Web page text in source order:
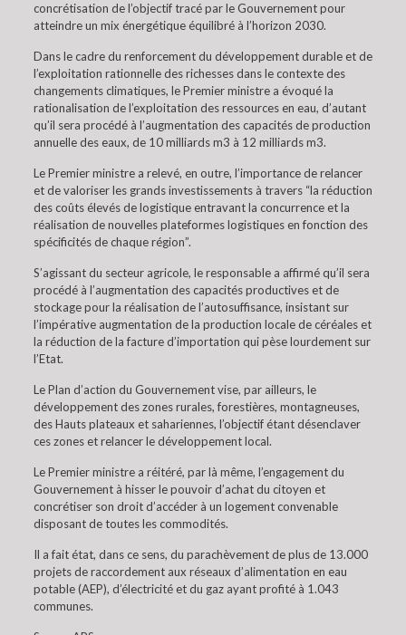
concrétisation de l’objectif tracé par le Gouvernement pour
atteindre un mix énergétique équilibré à l’horizon 2030.
Dans le cadre du renforcement du développement durable et de
l’exploitation rationnelle des richesses dans le contexte des
changements climatiques, le Premier ministre a évoqué la
rationalisation de l’exploitation des ressources en eau, d’autant
qu’il sera procédé à l’augmentation des capacités de production
annuelle des eaux, de 10 milliards m3 à 12 milliards m3.
Le Premier ministre a relevé, en outre, l’importance de relancer
et de valoriser les grands investissements à travers “la réduction
des coûts élevés de logistique entravant la concurrence et la
réalisation de nouvelles plateformes logistiques en fonction des
spécificités de chaque région”.
S’agissant du secteur agricole, le responsable a affirmé qu’il sera
procédé à l’augmentation des capacités productives et de
stockage pour la réalisation de l’autosuffisance, insistant sur
l’impérative augmentation de la production locale de céréales et
la réduction de la facture d’importation qui pèse lourdement sur
l’Etat.
Le Plan d’action du Gouvernement vise, par ailleurs, le
développement des zones rurales, forestières, montagneuses,
des Hauts plateaux et sahariennes, l’objectif étant désenclaver
ces zones et relancer le développement local.
Le Premier ministre a réitéré, par là même, l’engagement du
Gouvernement à hisser le pouvoir d’achat du citoyen et
concrétiser son droit d’accéder à un logement convenable
disposant de toutes les commodités.
Il a fait état, dans ce sens, du parachèvement de plus de 13.000
projets de raccordement aux réseaux d’alimentation en eau
potable (AEP), d’électricité et du gaz ayant profité à 1.043
communes.